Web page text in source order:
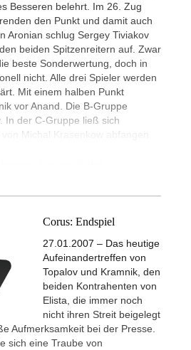
Besseren belehrt. Im 26. Zug
den Punkt und damit auch
Aronian schlug Sergey Tiviakov
beiden Spitzenreitern auf. Zwar
beste Sonderwertung, doch in
nicht. Alle drei Spieler werden
Mit einem halben Punkt
vor Anand. Die B-Gruppe
In der C-Gruppe ließ sich
Michal Krasenkow abfangen.
Corus: Endspiel
27.01.2007 – Das heutige
Aufeinandertreffen von
Topalov und Kramnik, den
beiden Kontrahenten von
Elista, die immer noch
nicht ihren Streit beigelegt
Aufmerksamkeit bei der Presse.
sich eine Traube von